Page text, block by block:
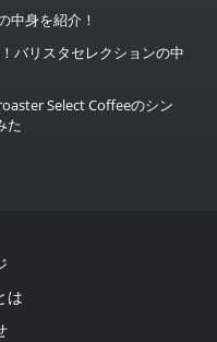
中身を紹介！
バリスタセレクションの中
Select Coffeeのシン
た
は